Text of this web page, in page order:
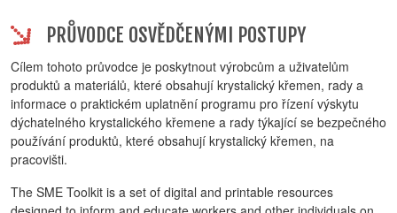
PRŮVODCE OSVĚDČENÝMI POSTUPY
Cílem tohoto průvodce je poskytnout výrobcům a uživatelům
produktů a materiálů, které obsahují krystalický křemen, rady a
informace o praktickém uplatnění programu pro řízení výskytu
dýchatelného krystalického křemene a rady týkající se bezpečného
používání produktů, které obsahují krystalický křemen, na
pracovišti.
The SME Toolkit is a set of digital and printable resources